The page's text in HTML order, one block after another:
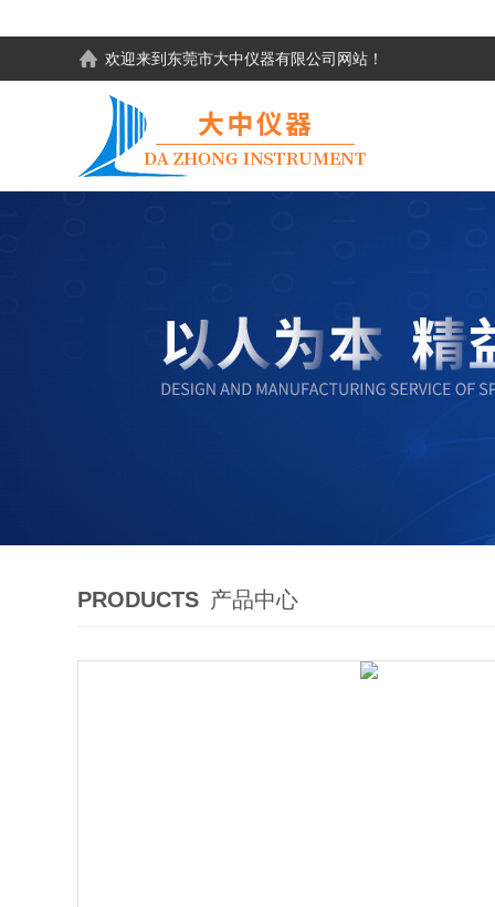
欢迎来到东莞市大中仪器有限公司网站！
PRODUCTS 产品中心